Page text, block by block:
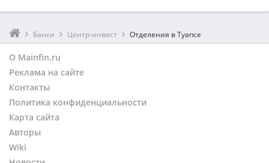
Банки Центр-инвест Отделения в Туапсе
О Mainfin.ru
Реклама на сайте
Контакты
Политика конфиденциальности
Карта сайта
Авторы
Wiki